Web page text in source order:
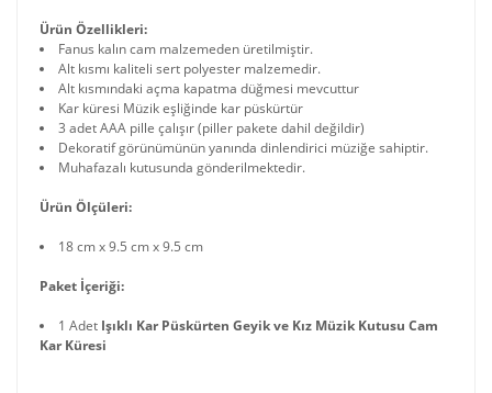
Ürün Özellikleri:
Fanus kalın cam malzemeden üretilmiştir.
Alt kısmı kaliteli sert polyester malzemedir.
Alt kısmındaki açma kapatma düğmesi mevcuttur
Kar küresi Müzik eşliğinde kar püskürtür
3 adet AAA pille çalışır (piller pakete dahil değildir)
Dekoratif görünümünün yanında dinlendirici müziğe sahiptir.
Muhafazalı kutusunda gönderilmektedir.
Ürün Ölçüleri:
18 cm x 9.5 cm x 9.5 cm
Paket İçeriği:
1 Adet Işıklı Kar Püskürten Geyik ve Kız Müzik Kutusu Cam
Kar Küresi